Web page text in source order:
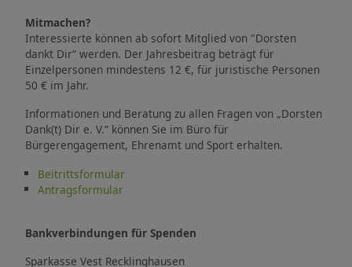
Mitmachen?
Interessierte können ab sofort Mitglied von "Dorsten
dankt Dir“ werden. Der Jahresbeitrag beträgt für
Einzelpersonen mindestens 12 €, für juristische Personen
50 € im Jahr.
Informationen und Beratung zu allen Fragen von „Dorsten
Dank(t) Dir e. V.“ können Sie im Büro für
Bürgerengagement, Ehrenamt und Sport erhalten.
Beitrittsformular
Antragsformular
Bankverbindungen für Spenden
Sparkasse Vest Recklinghausen